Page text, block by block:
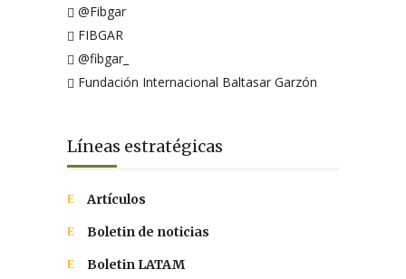
@Fibgar
FIBGAR
@fibgar_
Fundación Internacional Baltasar Garzón
Líneas estratégicas
Artículos
Boletin de noticias
Boletin LATAM